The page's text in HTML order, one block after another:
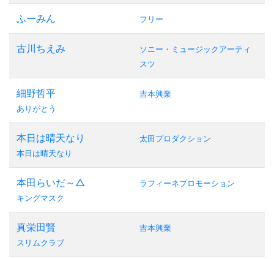
ふーみん フリー
古川ちえみ
ソニー・ミュージックアーティ
スツ
細野哲平
ありがとう
吉本興業
本日は晴天なり
本日は晴天なり
太田プロダクション
本田らいだ～△
キングマスク
ラフィーネプロモーション
真栄田賢
スリムクラブ
吉本興業